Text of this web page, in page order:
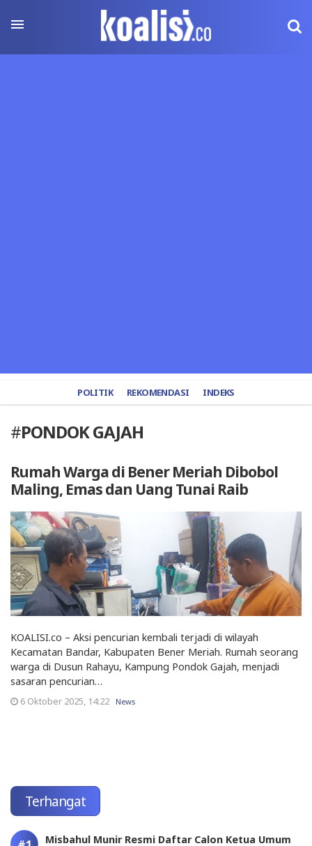
POLITIK REKOMENDASI INDEKS
#PONDOK GAJAH
Rumah Warga di Bener Meriah Dibobol
Maling, Emas dan Uang Tunai Raib
KOALISI.co – Aksi pencurian kembali terjadi di wilayah
Kecamatan Bandar, Kabupaten Bener Meriah. Rumah seorang
warga di Dusun Rahayu, Kampung Pondok Gajah, menjadi
sasaran pencurian…
6 Oktober 2025, 14:22 News
Terhangat
Misbahul Munir Resmi Daftar Calon Ketua Umum